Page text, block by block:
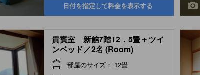
日付を指定して料金を表示する
貴賓室 新館7階12．5畳＋ツイ
ンベッド／2名 (Room)
部屋のサイズ： 12畳